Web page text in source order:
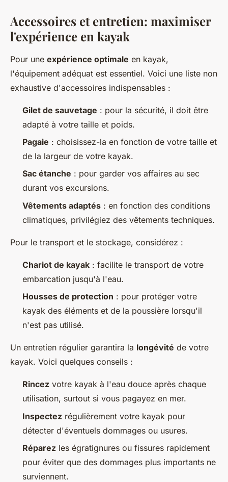
Accessoires et entretien: maximiser
l'expérience en kayak
Pour une expérience optimale en kayak,
l'équipement adéquat est essentiel. Voici une liste non
exhaustive d'accessoires indispensables :
Gilet de sauvetage : pour la sécurité, il doit être
adapté à votre taille et poids.
Pagaie : choisissez-la en fonction de votre taille et
de la largeur de votre kayak.
Sac étanche : pour garder vos affaires au sec
durant vos excursions.
Vêtements adaptés : en fonction des conditions
climatiques, privilégiez des vêtements techniques.
Pour le transport et le stockage, considérez :
Chariot de kayak : facilite le transport de votre
embarcation jusqu'à l'eau.
Housses de protection : pour protéger votre
kayak des éléments et de la poussière lorsqu'il
n'est pas utilisé.
Un entretien régulier garantira la longévité de votre
kayak. Voici quelques conseils :
Rincez votre kayak à l'eau douce après chaque
utilisation, surtout si vous pagayez en mer.
Inspectez régulièrement votre kayak pour
détecter d'éventuels dommages ou usures.
Réparez les égratignures ou fissures rapidement
pour éviter que des dommages plus importants ne
surviennent.